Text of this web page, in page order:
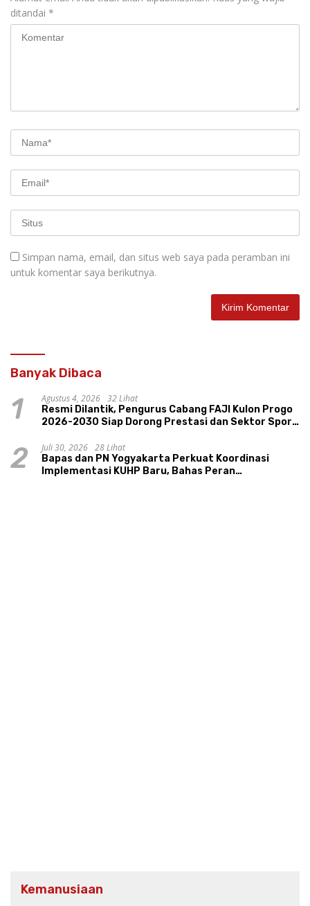
ditandai *
Simpan nama, email, dan situs web saya pada peramban ini
untuk komentar saya berikutnya.
Banyak Dibaca
1 Agustus 4, 2026 32 Lihat
Resmi Dilantik, Pengurus Cabang FAJI Kulon Progo
2026-2030 Siap Dorong Prestasi dan Sektor Sport
2 Juli 30, 2026 28 Lihat
Bapas dan PN Yogyakarta Perkuat Koordinasi
Implementasi KUHP Baru, Bahas Peran
Kemanusiaan